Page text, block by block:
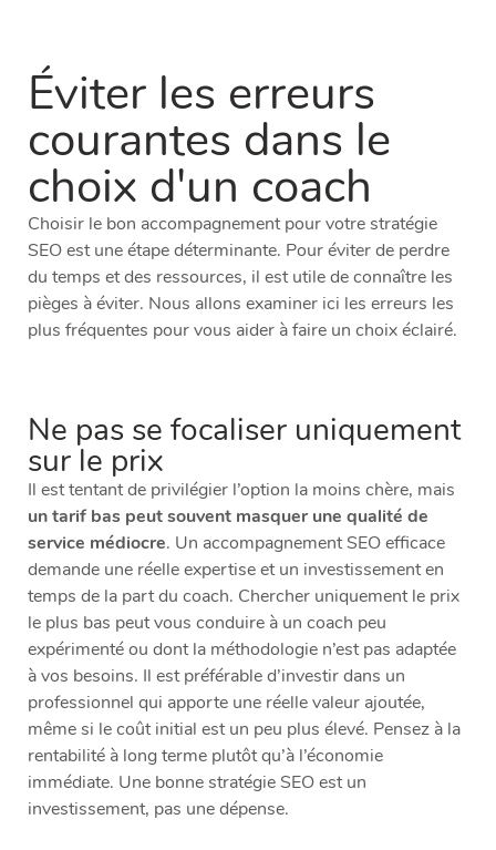
Éviter les erreurs
courantes dans le
choix d'un coach
Choisir le bon accompagnement pour votre stratégie
SEO est une étape déterminante. Pour éviter de perdre
du temps et des ressources, il est utile de connaître les
pièges à éviter. Nous allons examiner ici les erreurs les
plus fréquentes pour vous aider à faire un choix éclairé.
Ne pas se focaliser uniquement
sur le prix
Il est tentant de privilégier l’option la moins chère, mais
un tarif bas peut souvent masquer une qualité de
service médiocre. Un accompagnement SEO efficace
demande une réelle expertise et un investissement en
temps de la part du coach. Chercher uniquement le prix
le plus bas peut vous conduire à un coach peu
expérimenté ou dont la méthodologie n’est pas adaptée
à vos besoins. Il est préférable d’investir dans un
professionnel qui apporte une réelle valeur ajoutée,
même si le coût initial est un peu plus élevé. Pensez à la
rentabilité à long terme plutôt qu’à l’économie
immédiate. Une bonne stratégie SEO est un
investissement, pas une dépense.